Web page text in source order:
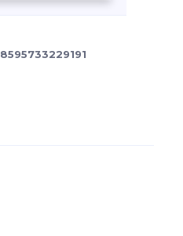
8595733229191